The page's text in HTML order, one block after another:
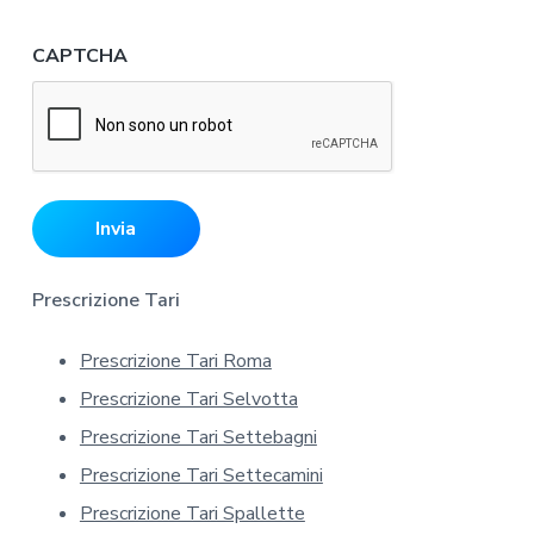
g
a
i
f
o
m
CAPTCHA
Prescrizione Tari
Prescrizione Tari Roma
Prescrizione Tari Selvotta
Prescrizione Tari Settebagni
Prescrizione Tari Settecamini
Prescrizione Tari Spallette